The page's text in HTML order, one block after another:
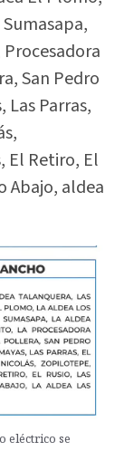
San Pedro
Las Parras,
El Retiro, El
Abajo, aldea
eléctrico se